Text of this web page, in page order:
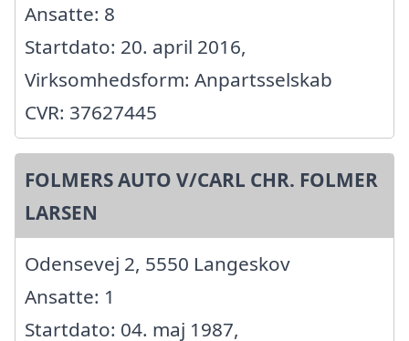
Ansatte: 8
Startdato: 20. april 2016,
Virksomhedsform: Anpartsselskab
CVR: 37627445
FOLMERS AUTO V/CARL CHR. FOLMER
LARSEN
Odensevej 2, 5550 Langeskov
Ansatte: 1
Startdato: 04. maj 1987,